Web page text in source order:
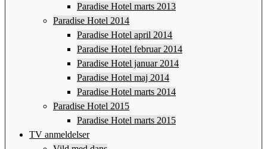
Paradise Hotel marts 2013
Paradise Hotel 2014
Paradise Hotel april 2014
Paradise Hotel februar 2014
Paradise Hotel januar 2014
Paradise Hotel maj 2014
Paradise Hotel marts 2014
Paradise Hotel 2015
Paradise Hotel marts 2015
TV anmeldelser